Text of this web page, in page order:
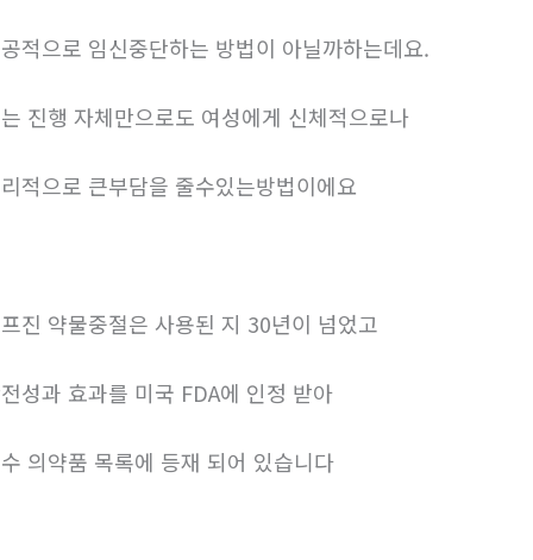
적으로 임신중단하는 방법이 아닐까하는데요.
진행 자체만으로도 여성에게 신체적으로나
적으로 큰부담을 줄수있는방법이에요
진 약물중절은 사용된 지 30년이 넘었고
성과 효과를 미국 FDA에 인정 받아
의약품 목록에 등재 되어 있습니다